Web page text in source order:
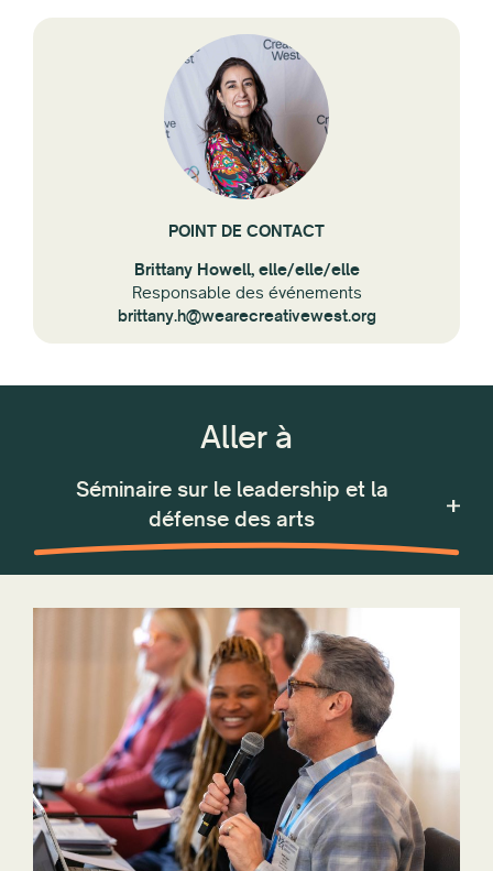
POINT DE CONTACT
Brittany Howell, elle/elle/elle
Responsable des événements
brittany.h@wearecreativewest.org
Aller à